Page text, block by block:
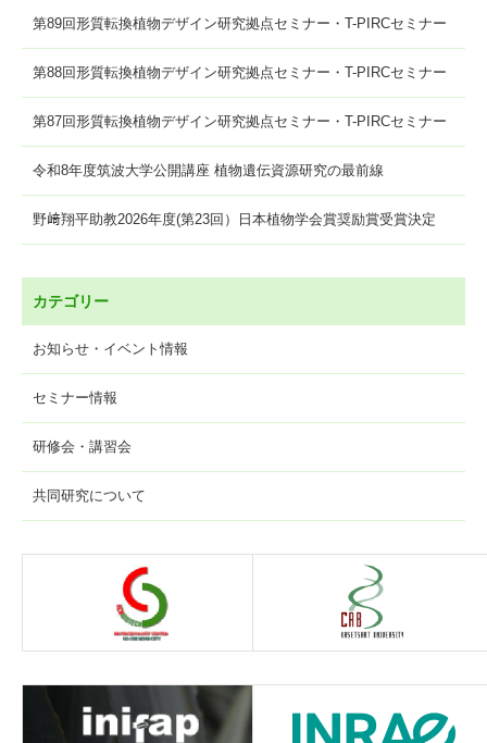
第89回形質転換植物デザイン研究拠点セミナー・T-PIRCセミナー
第88回形質転換植物デザイン研究拠点セミナー・T-PIRCセミナー
第87回形質転換植物デザイン研究拠点セミナー・T-PIRCセミナー
令和8年度筑波大学公開講座 植物遺伝資源研究の最前線
野﨑翔平助教2026年度(第23回）日本植物学会賞奨励賞受賞決定
カテゴリー
お知らせ・イベント情報
セミナー情報
研修会・講習会
共同研究について